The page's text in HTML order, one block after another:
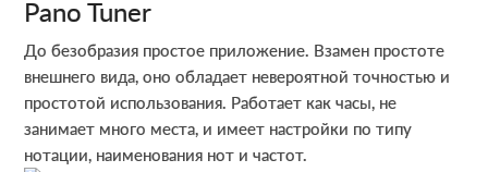
Pano Tuner
До безобразия простое приложение. Взамен простоте
внешнего вида, оно обладает невероятной точностью и
простотой использования. Работает как часы, не
занимает много места, и имеет настройки по типу
нотации, наименования нот и частот.